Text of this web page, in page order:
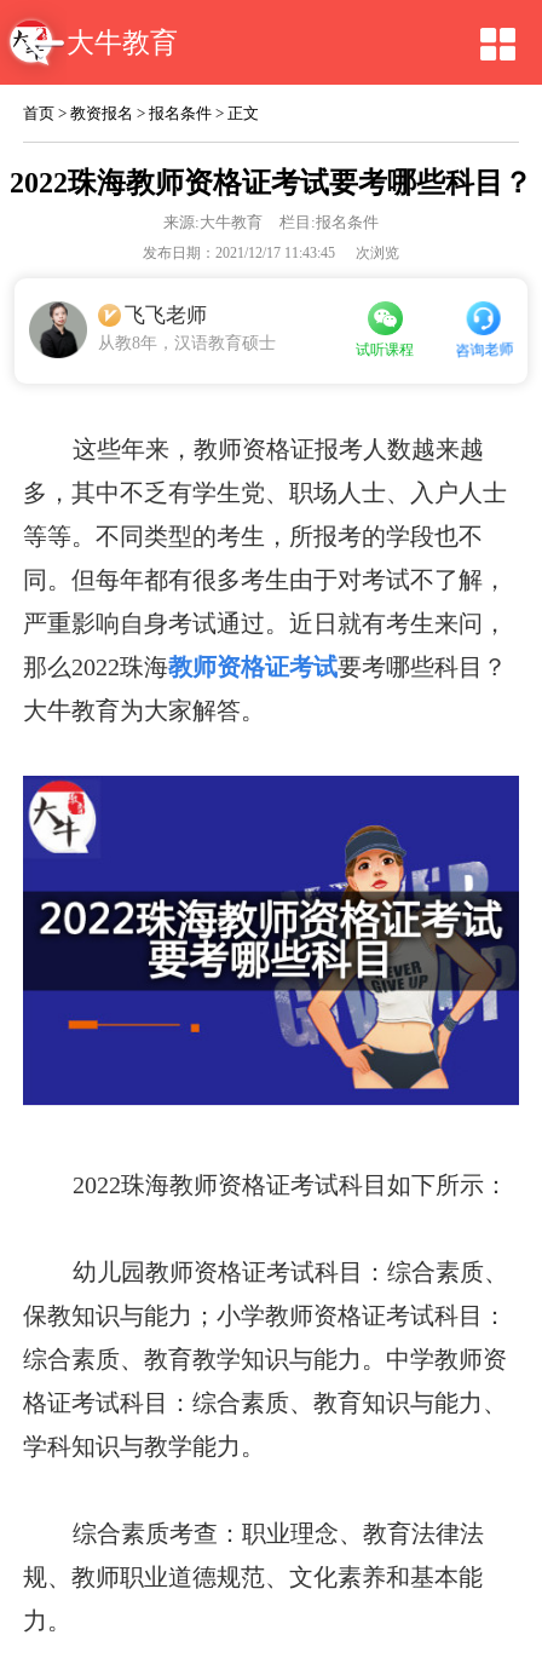
大牛教育
首页 >教资报名 >报名条件 > 正文
2022珠海教师资格证考试要考哪些科目？
来源:大牛教育 栏目:报名条件
发布日期：2021/12/17 11:43:45 次浏览
飞飞老师
从教8年，汉语教育硕士 试听课程 咨询老师
这些年来，教师资格证报考人数越来越
多，其中不乏有学生党、职场人士、入户人士
等等。不同类型的考生，所报考的学段也不
同。但每年都有很多考生由于对考试不了解，
严重影响自身考试通过。近日就有考生来问，
那么2022珠海教师资格证考试要考哪些科目？
大牛教育为大家解答。
2022珠海教师资格证考试科目如下所示：
幼儿园教师资格证考试科目：综合素质、
保教知识与能力；小学教师资格证考试科目：
综合素质、教育教学知识与能力。中学教师资
格证考试科目：综合素质、教育知识与能力、
学科知识与教学能力。
综合素质考查：职业理念、教育法律法
规、教师职业道德规范、文化素养和基本能
力。